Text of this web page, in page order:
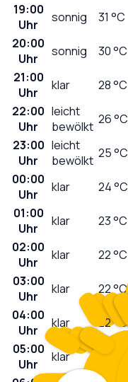
19:00
Uhr
sonnig 31 °C
20:00
Uhr
sonnig 30°C
21:00
Uhr
klar 28°C
22:00
Uhr
leicht
bewölkt 26°C
23:00
Uhr
leicht
bewölkt 25°C
00:00
Uhr
klar 24°C
01:00
Uhr
klar 23°C
02:00
Uhr
klar 22°C
03:00
Uhr
klar 22°C
04:00
Uhr
klar 22°C
05:00
Uhr
klar